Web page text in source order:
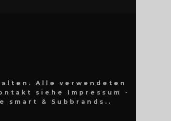
Alle verwendeten
siehe Impressum -
smart & Subbrands..